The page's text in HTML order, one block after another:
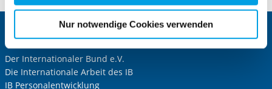
für die Zukunft widerrufen. Bitte beachten Sie: Ihre
Cookies, die erforderlich zur Bereitstellung der von Ihnen
aufgerufenen und somit gewünschten Website-
Funktionen sind. Diese Cookies setzen wir aufgrund
berechtigter Interessen und daher unabhängig von einer
Nur notwendige Cookies verwenden
Zentrale IB-Websites:
Der Internationaler Bund e.V.
Die Internationale Arbeit des IB
IB Personalentwicklung